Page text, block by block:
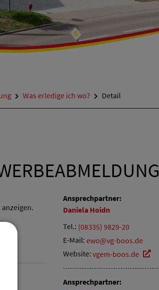
Was erledige ich wo? Detail
Ansprechpartner:
Daniela Hoidn
Tel.: (08335) 9829-20
E-Mail: ewo@vg-boos.de
Website: vgem-boos.de
Ansprechpartner: